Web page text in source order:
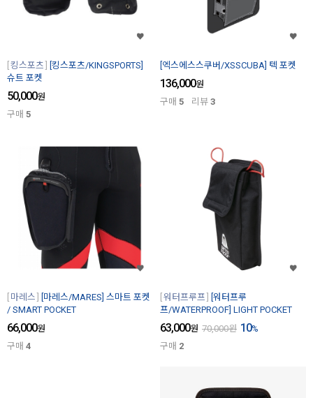
킹스포츠
[킹스포츠/KINGSPORTS]
슈트 포켓
50,000원
구매 5
[엑스에스스쿠버/XSSCUBA] 텍 포켓
136,000원
구매 5 리뷰 3
마레스
[마레스/MARES] 스마트 포켓
/ SMART POCKET
66,000원
구매 4
워터프루프
[워터프루
프/WATERPROOF] LIGHT POCKET
63,000원 70,000원 10%
구매 2